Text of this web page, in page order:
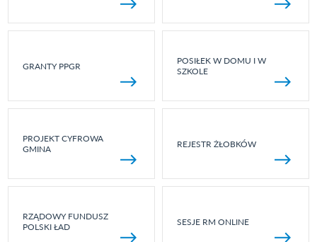
GRANTY PPGR
POSIŁEK W DOMU I W
SZKOLE
PROJEKT CYFROWA
GMINA
REJESTR ŻŁOBKÓW
RZĄDOWY FUNDUSZ
POLSKI ŁAD
SESJE RM ONLINE